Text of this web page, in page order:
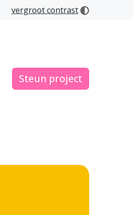
vergroot contrast
Steun project